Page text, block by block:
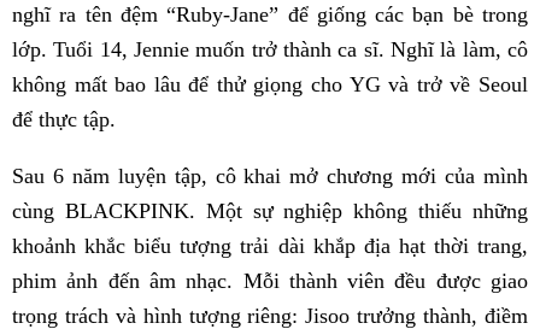
nghĩ ra tên đệm “Ruby-Jane” để giống các bạn bè trong
lớp. Tuổi 14, Jennie muốn trở thành ca sĩ. Nghĩ là làm, cô
không mất bao lâu để thử giọng cho YG và trở về Seoul
để thực tập.
Sau 6 năm luyện tập, cô khai mở chương mới của mình
cùng BLACKPINK. Một sự nghiệp không thiếu những
khoảnh khắc biểu tượng trải dài khắp địa hạt thời trang,
phim ảnh đến âm nhạc. Mỗi thành viên đều được giao
trọng trách và hình tượng riêng: Jisoo trưởng thành, điềm